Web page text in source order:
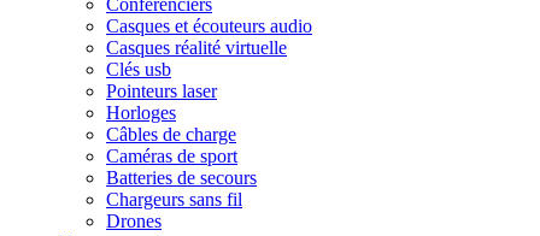
Casques et écouteurs audio
Casques réalité virtuelle
Clés usb
Pointeurs laser
Horloges
Câbles de charge
Caméras de sport
Batteries de secours
Chargeurs sans fil
Drones